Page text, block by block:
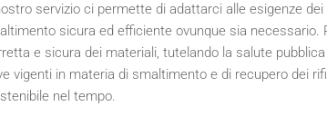
servizio ci permette di adattarci alle esigenze
sicura ed efficiente ovunque sia necessario.
e sicura dei materiali, tutelando la salute
vigenti in materia di smaltimento e di recupero dei
nel tempo.